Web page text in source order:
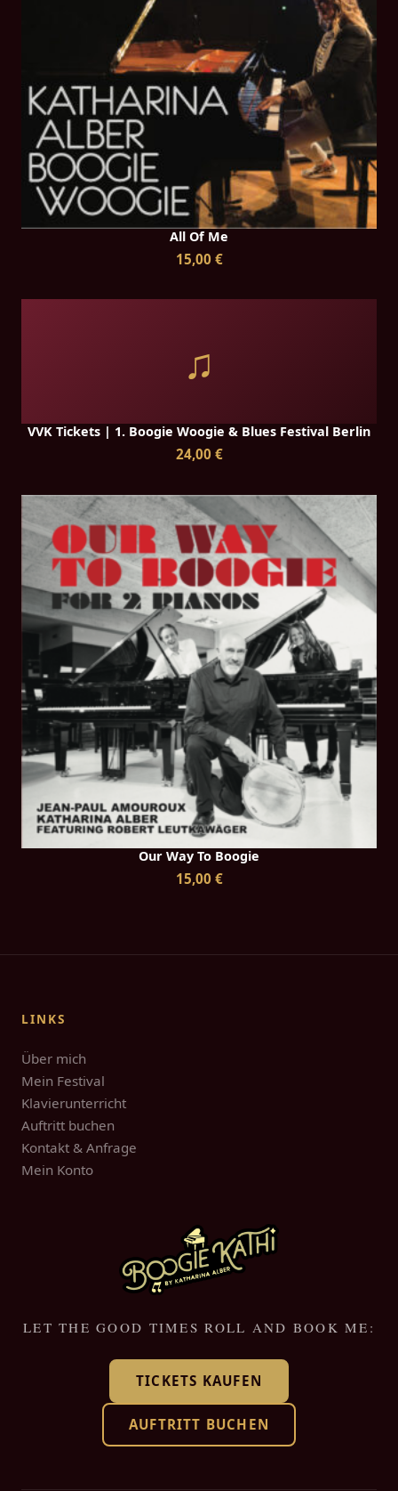
All Of Me
15,00 €
♫
VVK Tickets | 1. Boogie Woogie & Blues Festival Berlin
24,00 €
Our Way To Boogie
15,00 €
LINKS
Über mich
Mein Festival
Klavierunterricht
Auftritt buchen
Kontakt & Anfrage
Mein Konto
LET THE GOOD TIMES ROLL AND BOOK ME:
TICKETS KAUFEN
AUFTRITT BUCHEN